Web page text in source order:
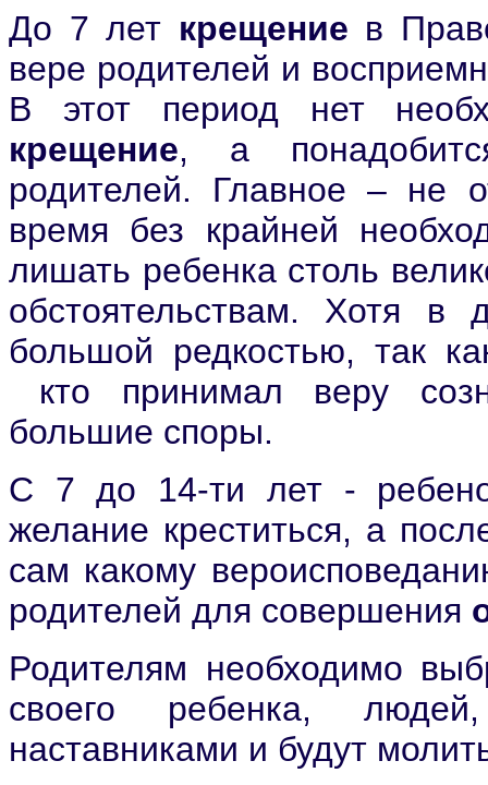
До 7 лет крещение в
вере родителей и
В этот период нет
крещение, а
родителей. Главное – не
время без крайней
лишать ребенка столь
обстоятельствам. Хотя в
большой редкостью, так
кто принимал веру
большие споры.
С 7 до 14-ти лет -
желание креститься, а
сам какому
родителей для совершения
Родителям необходимо
своего ребенка,
наставниками и будут